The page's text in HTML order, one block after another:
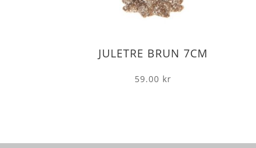
JULETRE BRUN 7CM
59.00 kr